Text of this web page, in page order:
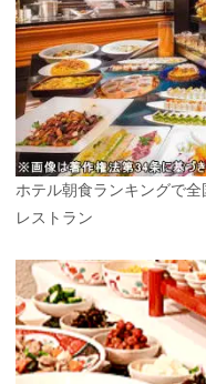
ホテル朝食ランキングで
レストラン